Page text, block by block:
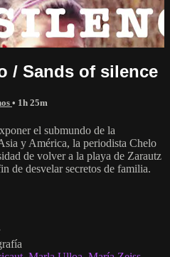
/ Sands of silence
• 1h 25m
el submundo de la
y América, la periodista Chelo
de volver a la playa de Zarautz
de desvelar secretos de familia.